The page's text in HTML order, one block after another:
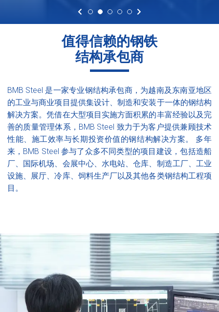
值得信赖的钢铁
结构承包商
BMB Steel 是一家专业钢结构承包商，为越南及东南亚地区
的工业与商业项目提供集设计、制造和安装于一体的钢结构
解决方案。凭借在大型项目实施方面积累的丰富经验以及完
善的质量管理体系，BMB Steel 致力于为客户提供兼顾技术
性能、施工效率与长期投资价值的钢结构解决方案。 多年
来，BMB Steel 参与了众多不同类型的项目建设，包括造船
厂、国际机场、会展中心、水电站、仓库、制造工厂、工业
设施、展厅、冷库、饲料生产厂以及其他各类钢结构工程项
目。